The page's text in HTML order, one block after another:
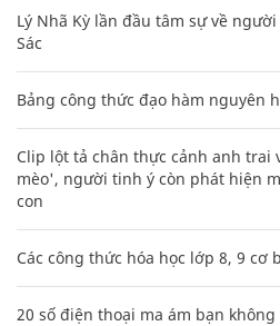
Lý Nhã Kỳ lần đầu tâm sự về
Sác
Bảng công thức đạo hàm nguyên
Clip lột tả chân thực cảnh anh trai
mèo', người tinh ý còn phát hiện
con
Các công thức hóa học lớp 8, 9 cơ
20 số điện thoại ma ám bạn